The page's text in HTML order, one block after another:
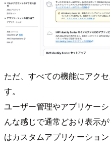
ただ、すべての機能にアク
す。
ユーザー管理やアプリケー
んな感じで通常どおり表示
はカスタムアプリケーショ